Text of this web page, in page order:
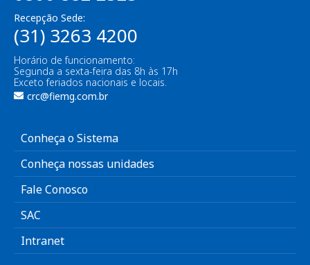
Recepção Sede:
(31) 3263 4200
Horário de funcionamento:
Segunda a sexta-feira das 8h às 17h
Exceto feriados nacionais e locais.
crc@fiemg.com.br
Conheça o Sistema
Conheça nossas unidades
Fale Conosco
SAC
Intranet